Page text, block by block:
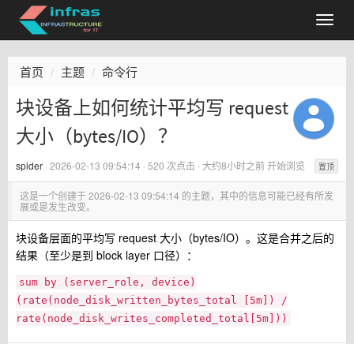
首页 主题 命令行
块设备上如何统计平均写 request
大小（bytes/IO）？
spider · 2026-02-13 09:54:14 · 520 次点击 · 大约8小时之前开始浏览 置顶
这是一个创建于2026-02-13 09:54:14 的主题，其中的信息可能已经有所发
展或是发生改变。
块设备层面的平均写 request 大小（bytes/IO）。这是合并之后的
结果（至少是到 block layer 口径）：
sum by (server_role, device)
(rate(node_disk_written_bytes_total [5m]) /
rate(node_disk_writes_completed_total[5m]))